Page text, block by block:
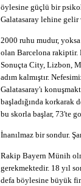
öylesine güçlü bir
Galatasaray lehine gelir
2000 ruhu mudur,
olan Barcelona
Sonuçta City, Lizbon,
adım kalmıştır.
Galatasaray'ı
başladığında korkarak
bu skorla başlar, 73'te
İnanılmaz bir sondur.
Rakip Bayern Münih
gerekmektedir. 18 yıl
defa böylesine büyük